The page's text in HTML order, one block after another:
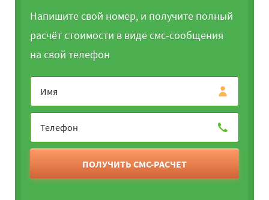
Напишите свой номер, и получите полный
расчёт стоимости в виде смс-сообщения
на свой телефон
ПОЛУЧИТЬ СМС-РАСЧЕТ